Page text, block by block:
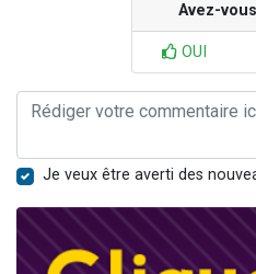
Avez-
OUI
Je veux être averti des